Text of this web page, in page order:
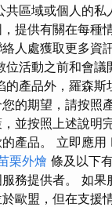
區域或個人的
提供有關在每種
人處獲取更多資
活動之前和會
產品外，羅森
的期望，請按照
並按照上述說明
產品。 立即應
栗外燴 條及以下
務提供者。 如
歐盟，但在支援